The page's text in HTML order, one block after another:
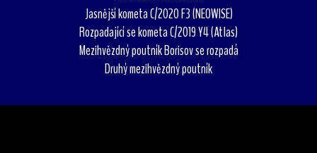
Jasnější kometa C/2020 F3 (NEOWISE)
Rozpadající se kometa C/2019 Y4 (Atlas)
Mezihvězdný poutník Borisov se rozpadá
Druhý mezihvězdný poutník